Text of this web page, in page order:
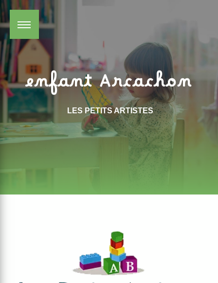
enfant Arcachon
LES PETITS ARTISTES
Panneau de gestion des cookies